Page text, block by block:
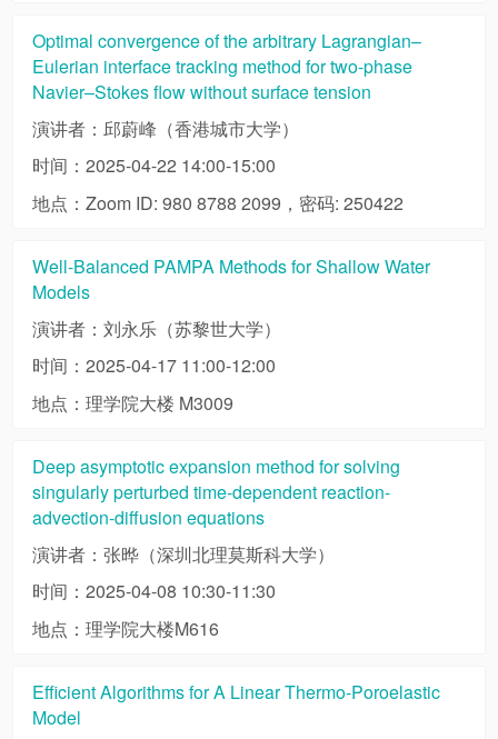
Optimal convergence of the arbitrary Lagrangian–
Eulerian interface tracking method for two-phase
Navier–Stokes flow without surface tension
演讲者：邱蔚峰（香港城市大学）
时间：2025-04-22 14:00-15:00
地点：Zoom ID: 980 8788 2099，密码: 250422
Well-Balanced PAMPA Methods for Shallow Water
Models
演讲者：刘永乐（苏黎世大学）
时间：2025-04-17 11:00-12:00
地点：理学院大楼 M3009
Deep asymptotic expansion method for solving
singularly perturbed time-dependent reaction-
advection-diffusion equations
演讲者：张晔（深圳北理莫斯科大学）
时间：2025-04-08 10:30-11:30
地点：理学院大楼M616
Efficient Algorithms for A Linear Thermo-Poroelastic
Model